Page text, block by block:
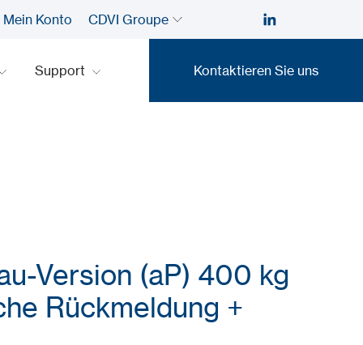
Mein Konto CDVI Groupe
Support Kontaktieren Sie uns
Version (aP) 400 kg
Rückmeldung +